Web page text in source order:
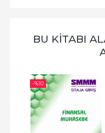
BU KITABI
-%10